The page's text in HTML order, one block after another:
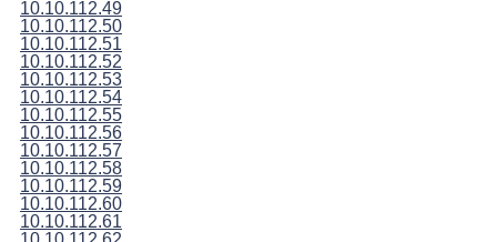
10.10.112.49
10.10.112.50
10.10.112.51
10.10.112.52
10.10.112.53
10.10.112.54
10.10.112.55
10.10.112.56
10.10.112.57
10.10.112.58
10.10.112.59
10.10.112.60
10.10.112.61